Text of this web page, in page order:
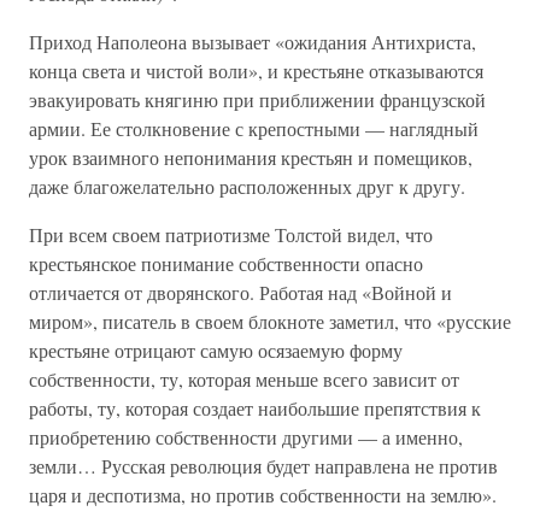
Приход Наполеона вызывает «ожидания Антихриста,
конца света и чистой воли», и крестьяне отказываются
эвакуировать княгиню при приближении французской
армии. Ее столкновение с крепостными — наглядный
урок взаимного непонимания крестьян и помещиков,
даже благожелательно расположенных друг к другу.
При всем своем патриотизме Толстой видел, что
крестьянское понимание собственности опасно
отличается от дворянского. Работая над «Войной и
миром», писатель в своем блокноте заметил, что «русские
крестьяне отрицают самую осязаемую форму
собственности, ту, которая меньше всего зависит от
работы, ту, которая создает наибольшие препятствия к
приобретению собственности другими — а именно,
земли… Русская революция будет направлена не против
царя и деспотизма, но против собственности на землю».